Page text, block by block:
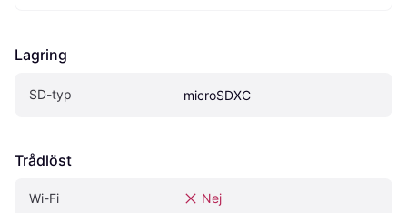
Lagring
SD-typ microSDXC
Trådlöst
Wi-Fi Nej